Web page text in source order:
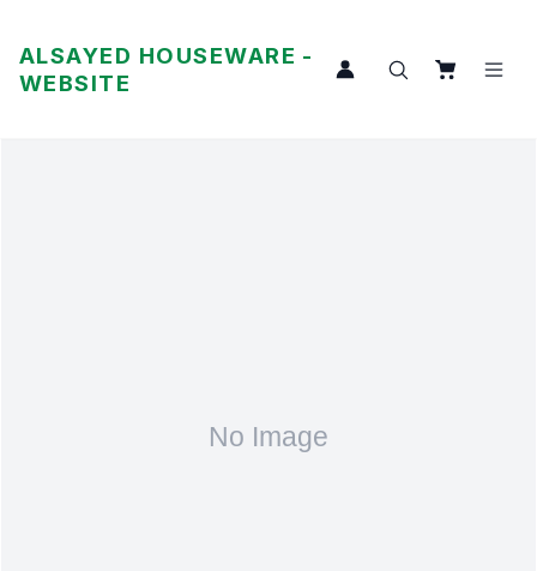
ALSAYED HOUSEWARE -
WEBSITE